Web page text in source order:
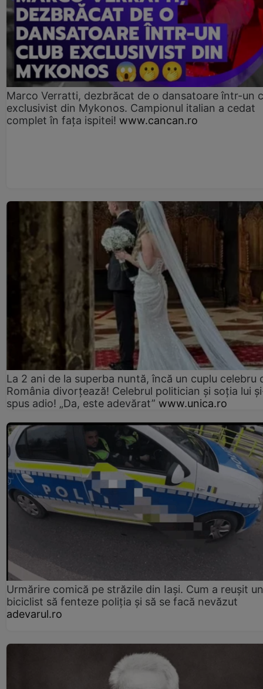
Marco Verratti, dezbrăcat de o dansatoare într-un
exclusivist din Mykonos. Campionul italian a cedat
complet în fața ispitei! www.cancan.ro
La 2 ani de la superba nuntă, încă un cuplu celebru
România divorțează! Celebrul politician și soția lui
spus adio! „Da, este adevărat” www.unica.ro
Urmărire comică pe străzile din Iași. Cum a reușit un
biciclist să fenteze poliția și să se facă nevăzut
adevarul.ro